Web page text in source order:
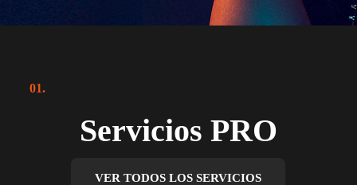
01.
Servicios PRO
VER TODOS LOS SERVICIOS